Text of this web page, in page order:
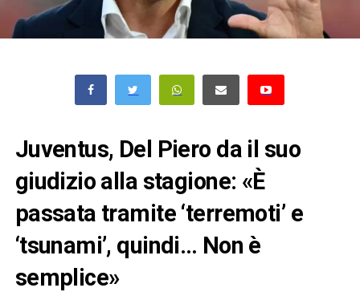
Juventus, Del Piero da il suo
giudizio alla stagione: «È
passata tramite ‘terremoti’ e
‘tsunami’, quindi… Non è
semplice»